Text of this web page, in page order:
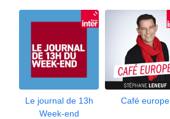
Le journal de 13h
Week-end
Café europe